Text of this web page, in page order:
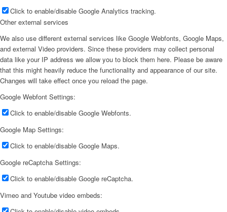
Click to enable/disable Google Analytics tracking.
Other external services
We also use different external services like Google Webfonts, Google Maps,
and external Video providers. Since these providers may collect personal
data like your IP address we allow you to block them here. Please be aware
that this might heavily reduce the functionality and appearance of our site.
Changes will take effect once you reload the page.
Google Webfont Settings:
Click to enable/disable Google Webfonts.
Google Map Settings:
Click to enable/disable Google Maps.
Google reCaptcha Settings:
Click to enable/disable Google reCaptcha.
Vimeo and Youtube video embeds: